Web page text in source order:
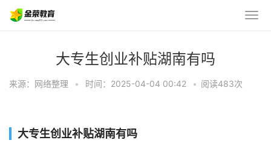
大专生创业补贴湖南有吗
来源：网络整理 • 时间：2025-04-04 00:42 • 阅读483次
大专生创业补贴湖南有吗